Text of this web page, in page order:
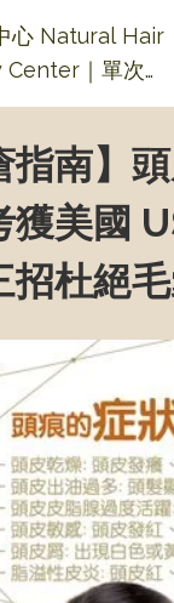
心 Natural Hair
｜單次收
皮頭瘡護理
指南】
獲美國
招杜絕